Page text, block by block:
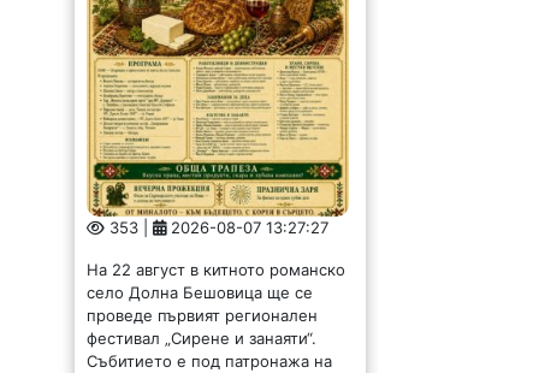
353 | 2026-08-07 13:27:27
На 22 август в китното романско
село Долна Бешовица ще се
проведе първият регионален
фестивал „Сирене и занаяти“.
Събитието е под патронажа на